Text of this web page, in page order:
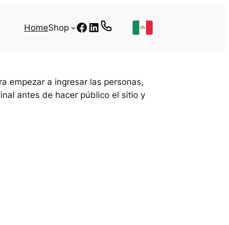
HomeShop Facebook LinkedIn
empezar a ingresar las personas,
antes de hacer público el sitio y